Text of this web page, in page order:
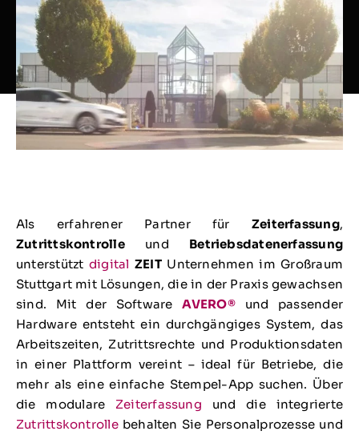
Als erfahrener Partner für Zeiterfassung,
Zutrittskontrolleund Betriebsdatenerfassung
unterstützt digital ZEITUnternehmen im Großraum
Stuttgart mit Lösungen, die in der Praxis gewachsen
sind. Mit der SoftwareAVERO® und passender
Hardware entsteht ein durchgängiges System, das
Arbeitszeiten, Zutrittsrechte und Produktionsdaten
in einer Plattform vereint – ideal für Betriebe, die
mehr als eine einfache Stempel-App suchen. Über
die modulare Zeiterfassung und die integrierte
Zutrittskontrollebehalten Sie Personalprozesse und